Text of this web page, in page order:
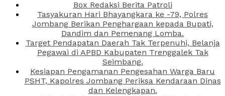
Box Redaksi Berita Patroli
Tasyakuran Hari Bhayangkara ke -79, Polres
Jombang Berikan Penghargaan kepada Bupati,
Dandim dan Pemenang Lomba.
Target Pendapatan Daerah Tak Terpenuhi, Belanja
Pegawai di APBD Kabupaten Trenggalek Tak
Seimbang.
Kesiapan Pengamanan Pengesahan Warga Baru
PSHT, Kapolres Jombang Periksa Kendaraan Dinas
dan Kelengkapan.